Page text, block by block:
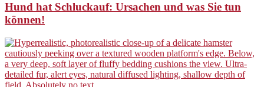
Hund hat Schluckauf: Ursachen und was Sie tun
können!